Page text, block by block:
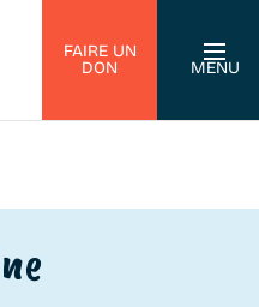
FAIRE UN
DON
MENU